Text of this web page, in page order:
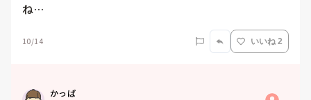
ね…
10/14 いいね 2
かっぱ